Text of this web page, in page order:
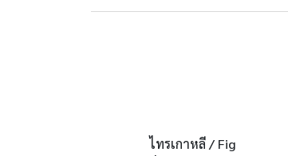
ไทรเกาหลี / Fig